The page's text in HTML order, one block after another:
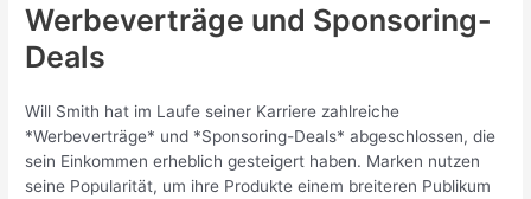
Werbeverträge und Sponsoring-
Deals
Will Smith hat im Laufe seiner Karriere zahlreiche
*Werbeverträge* und *Sponsoring-Deals* abgeschlossen, die
sein Einkommen erheblich gesteigert haben. Marken nutzen
seine Popularität, um ihre Produkte einem breiteren Publikum